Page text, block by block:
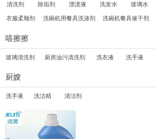
清洗剂
除垢剂 漂渍液 洗发水 玻璃水
衣服柔顺剂 洗碗机用餐具洗涤剂 洗碗机餐具催干剂
嘻擦擦
洗衣液
玻璃清洗剂 洗手液
厨房油污清洗剂
厨嫂
洗手液 洗洁精 清洁剂